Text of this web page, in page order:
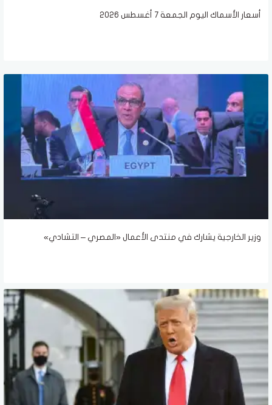
أسعار الأسماك اليوم الجمعة 7 أغسطس 2026
وزير الخارجية يشارك في منتدى الأعمال «المصري – التشادي»